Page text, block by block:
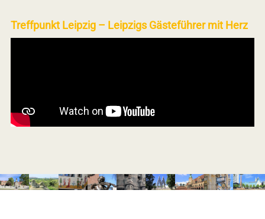
Treffpunkt Leipzig – Leipzigs Gästeführer mit Herz